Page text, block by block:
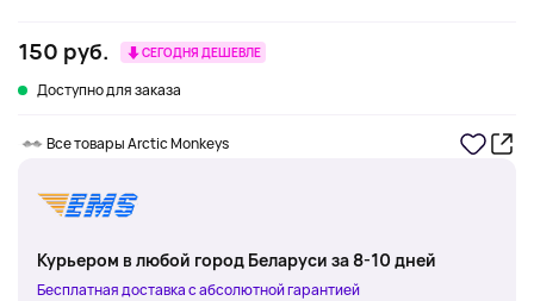
150 руб. СЕГОДНЯ ДЕШЕВЛЕ
Доступно для заказа
Все товары Arctic Monkeys
Курьером в любой город Беларуси за 8-10 дней
Бесплатная доставка с абсолютной гарантией